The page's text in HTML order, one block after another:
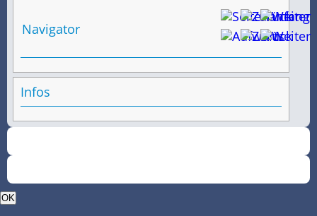
Navigator
Infos
OK